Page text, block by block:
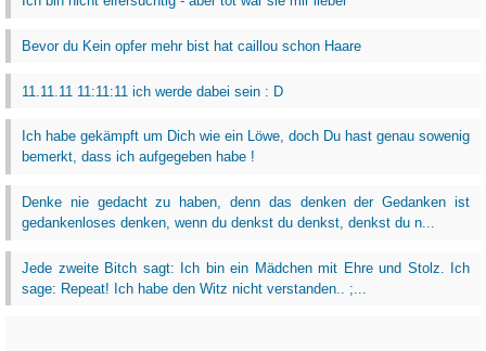
Bevor du Kein opfer mehr bist hat caillou schon Haare
11.11.11 11:11:11 ich werde dabei sein : D
Ich habe gekämpft um Dich wie ein Löwe, doch Du hast genau sowenig
bemerkt, dass ich aufgegeben habe !
Denke nie gedacht zu haben, denn das denken der Gedanken ist
gedankenloses denken, wenn du denkst du denkst, denkst du n...
Jede zweite Bitch sagt: Ich bin ein Mädchen mit Ehre und Stolz. Ich
sage: Repeat! Ich habe den Witz nicht verstanden.. ;...